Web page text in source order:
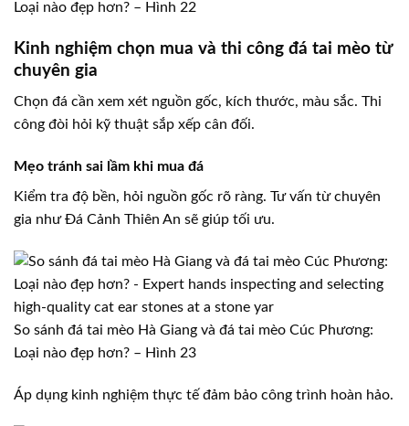
Loại nào đẹp hơn? – Hình 22
Kinh nghiệm chọn mua và thi công đá tai mèo từ
chuyên gia
Chọn đá cần xem xét nguồn gốc, kích thước, màu sắc. Thi
công đòi hỏi kỹ thuật sắp xếp cân đối.
Mẹo tránh sai lầm khi mua đá
Kiểm tra độ bền, hỏi nguồn gốc rõ ràng. Tư vấn từ chuyên
gia như Đá Cảnh Thiên An sẽ giúp tối ưu.
So sánh đá tai mèo Hà Giang và đá tai mèo Cúc Phương:
Loại nào đẹp hơn? – Hình 23
Áp dụng kinh nghiệm thực tế đảm bảo công trình hoàn hảo.